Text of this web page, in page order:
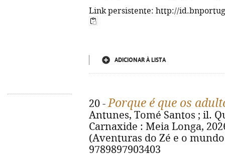
Link persistente: http://
ADICIONAR À LISTA
20 -Porque é que os
Antunes, Tomé Santos ; il.
Carnaxide : Meia Longa,
(Aventuras do Zé e o
9789897903403